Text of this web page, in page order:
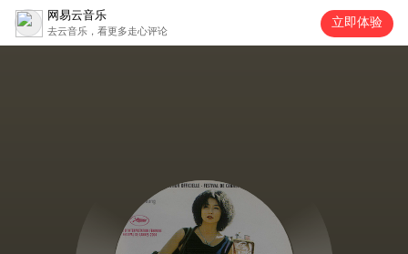
网易云音乐
去云音乐，看更多走心评论
立即体验